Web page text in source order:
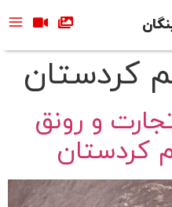
کردستان
و رونق
کردستان